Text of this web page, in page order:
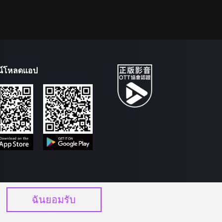
โหลดแอป
ฉันยอมรับ